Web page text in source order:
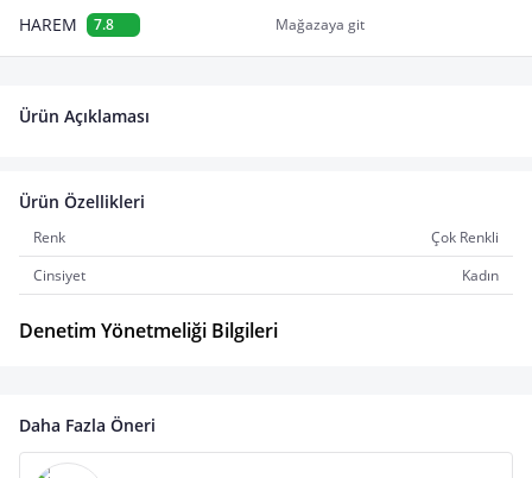
HAREM 7.8 Mağazaya git
Ürün Açıklaması
Ürün Özellikleri
Renk
Çok Renkli
Cinsiyet
Kadın
Denetim Yönetmeliği Bilgileri
Daha Fazla Öneri